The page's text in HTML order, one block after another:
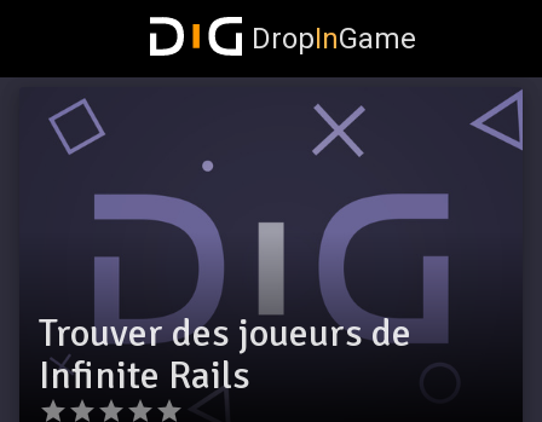
DropInGame
Trouver des joueurs de
Infinite Rails